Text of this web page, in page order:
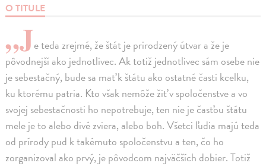
O TITULE
„Je teda zrejmé, že štát je prirodzený útvar a že je
pôvodnejší ako jednotlivec. Ak totiž jednotlivec sám osebe nie
je sebestačný, bude sa mať k štátu ako ostatné časti kcelku,
ku ktorému patria. Kto však nemôže žiť v spoločenstve a vo
svojej sebestačnosti ho nepotrebuje, ten nie je časťou štátu
mele je to alebo divé zviera, alebo boh. Všetci ľudia majú teda
od prírody pud k takémuto spoločenstvu a ten, čo ho
zorganizoval ako prvý, je pôvodcom najväčších dobier. Totiž